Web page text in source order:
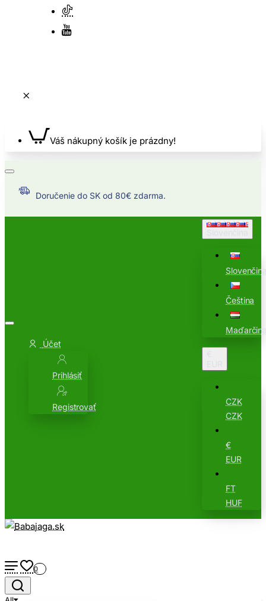
Váš nákupný košík je prázdny!
Doručenie do SK od 80€ zdarma.
Účet
Prihlásiť
Registrovať
Čeština
CZK
CZK
€
EUR
FT
HUF
0